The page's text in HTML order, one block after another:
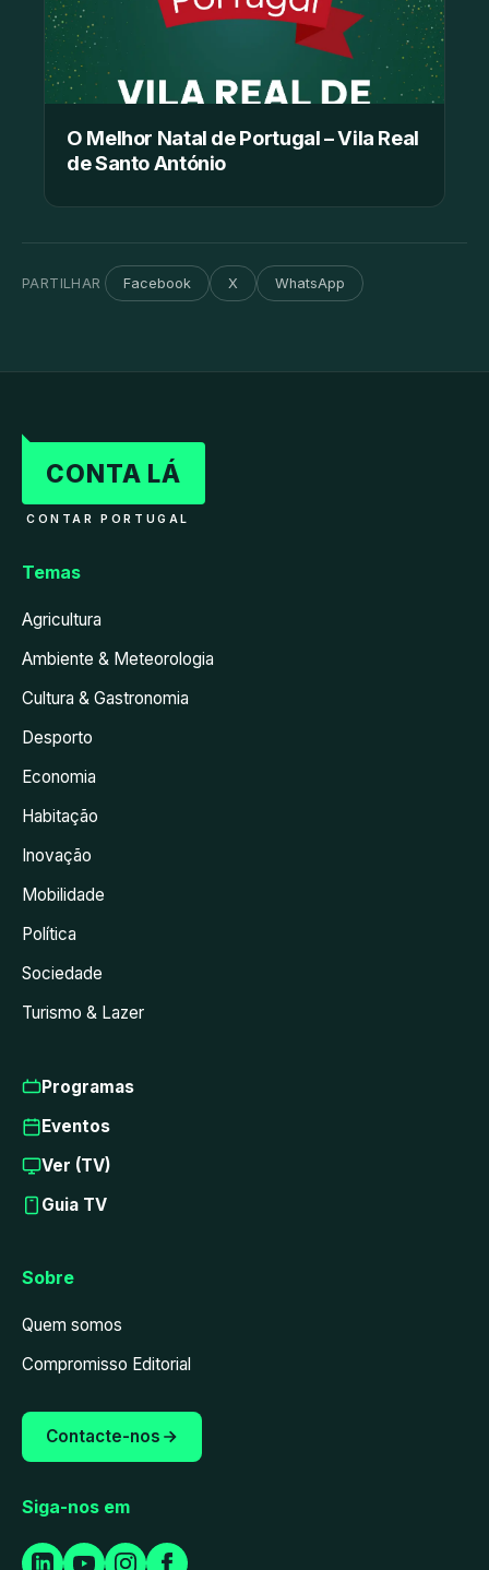
O Melhor Natal de Portugal – Vila Real
de Santo António
PARTILHAR Facebook X WhatsApp
CONTA LÁ
CONTAR PORTUGAL
Temas
Agricultura
Ambiente & Meteorologia
Cultura & Gastronomia
Desporto
Economia
Habitação
Inovação
Mobilidade
Política
Sociedade
Turismo & Lazer
Programas
Eventos
Ver (TV)
Guia TV
Sobre
Quem somos
Compromisso Editorial
Contacte-nos
Siga-nos em